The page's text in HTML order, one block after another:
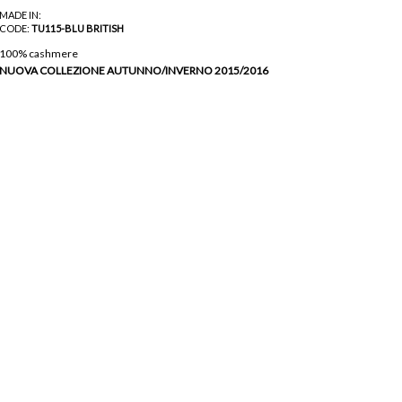
MADE IN:
CODE:TU115-BLU BRITISH
100% cashmere
NUOVA COLLEZIONE AUTUNNO/INVERNO 2015/2016